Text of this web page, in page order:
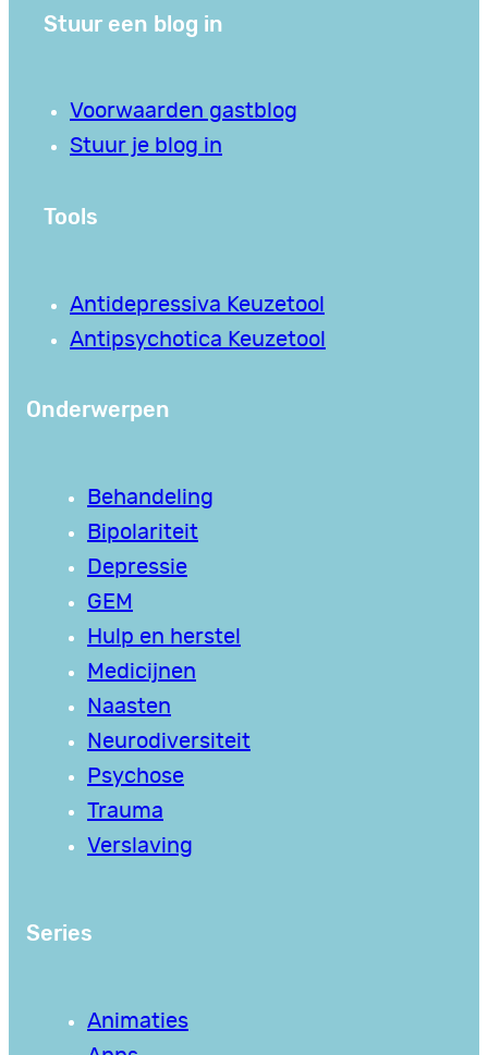
Stuur een blog in
Voorwaarden gastblog
Stuur je blog in
Tools
Antidepressiva Keuzetool
Antipsychotica Keuzetool
Onderwerpen
Behandeling
Bipolariteit
Depressie
GEM
Hulp en herstel
Medicijnen
Naasten
Neurodiversiteit
Psychose
Trauma
Verslaving
Series
Animaties